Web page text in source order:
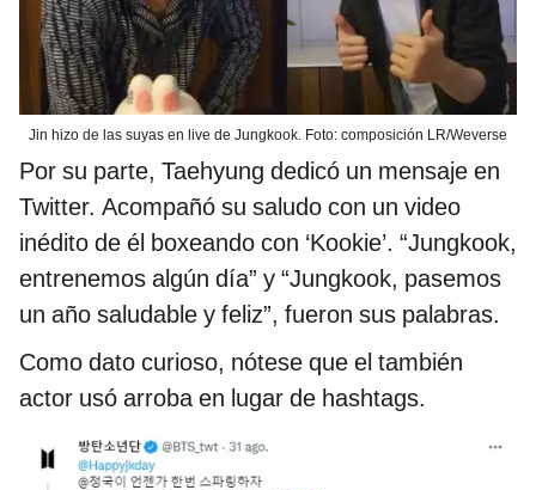
Jin hizo de las suyas en live de Jungkook. Foto: composición LR/Weverse
Por su parte, Taehyung dedicó un mensaje en
Twitter. Acompañó su saludo con un video
inédito de él boxeando con ‘Kookie’. “Jungkook,
entrenemos algún día” y “Jungkook, pasemos
un año saludable y feliz”, fueron sus palabras.
Como dato curioso, nótese que el también
actor usó arroba en lugar de hashtags.